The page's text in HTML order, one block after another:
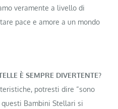
veramente a livello di
pace e amore a un mondo
È SEMPRE DIVERTENTE?
potresti dire “sono
Bambini Stellari si